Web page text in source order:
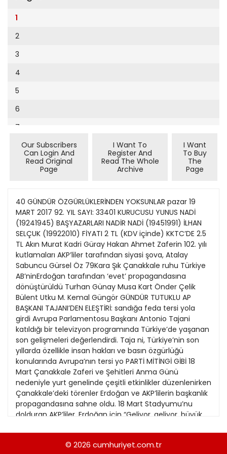
Cumhuriyet Sağlıklı Beslenme
Cumhuriyet Sokak
Cumhuriyet Spor
Cumhuriyet Strateji
Cumhuriyet Tarım
Cumhuriyet Yılbaşı
Çerçeve Eki
Dergi Eki
Ekonomi Eki
Evleniyoruz
Güney Dogu
Kitap Eki
Özel Ekler
Özel Okullar
Sevgililer Günü
Siyaset Eki
Sürdürülebilir yaşam
Turizm Eki
Yerel Yönetimler
1994
1991
1990
1989
1988
1987
1986
1985
1983
1982
1981
1980
9
10
11
12
13
14
15
16
19
20
21
22
23
24
25
26
27
28
29
30
31
1
2
3
4
5
6
7
11
12
13
14
15
16
17
18
Our Subscribers
Can Login And
Read Original
Page
I Want To
Register And
Read The Whole
Archive
I Want
To Buy
The
Page
40 GÜNDÜR ÖZGÜRLÜKLERİNDEN YOKSUNLAR pazar 19
MART 2017 92. YIL SAYI: 33401 KURUCUSU YUNUS NADİ
(19241945) BAŞYAZARLARI NADİR NADİ (19451991) İLHAN
SELÇUK (19922010) FİYATI 2 TL (KDV içinde) KKTC’DE 2.5
TL Akın Murat Kadri Güray Hakan Ahmet Zaferin 102. yılı
kutlamaları AKP’liler tarafından siyasi şova, Atalay
Sabuncu Gürsel Öz 79Kara Şık Çanakkale ruhu Türkiye
AB’ninErdoğan tarafından ‘evet’ propagandasına
dönüştürüldü Turhan Günay Musa Kart Önder Çelik
Bülent Utku M. Kemal Güngör GÜNDÜR TUTUKLU AP
BAŞKANI TAJANI’DEN ELEŞTİRİ: sandığa feda tersi yola
girdi Avrupa Parlamentosu Başkanı Antonio Tajani
katıldığı bir televizyon programında Türkiye’de yaşanan
son gelişmeleri değerlendirdi. Taja ni, Türkiye’nin son
yıllarda özellikle insan hakları ve basın özgürlüğü
konularında Avrupa’nın tersi yo PARTİ MİTİNGİ GİBİ 18
Mart Çanakkale Zaferi ve Şehitleri Anma Günü
nedeniyle yurt genelinde çeşitli etkinlikler düzenlenirken
Çanakkale’deki törenler Erdoğan ve AKP’lilerin başkanlık
propagandasına sahne oldu. 18 Mart Stadyumu’nu
dolduran AKP’liler, Erdoğan için “Geliyor, geliyor, büyük
Törene Hollanda krizinin baş aktörü Bakan Fatma Betül
Sayan Kaya ile birlikte katılan Erdoğan, anayasa
© 2026 cumhuriyet.com.tr